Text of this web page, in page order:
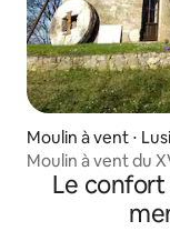
Moulin à vent ⋅
Moulin à vent du
Le